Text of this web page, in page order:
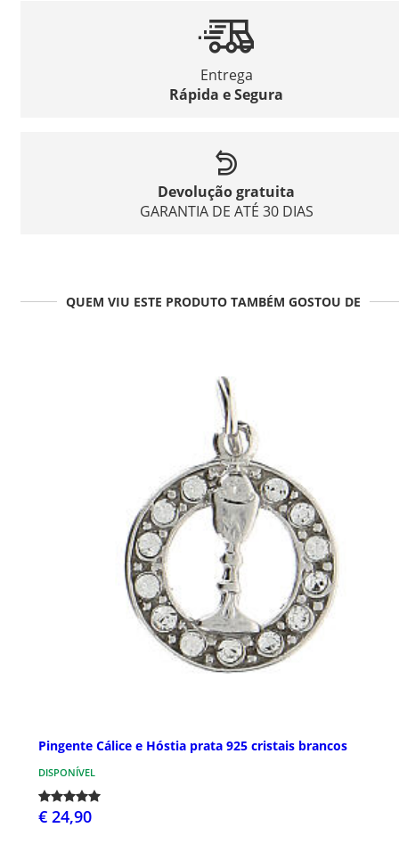
Entrega
Rápida e Segura
Devolução gratuita
GARANTIA DE ATÉ 30 DIAS
QUEM VIU ESTE PRODUTO TAMBÉM GOSTOU DE
Pingente Cálice e Hóstia prata 925 cristais brancos
DISPONÍVEL
€ 24,90